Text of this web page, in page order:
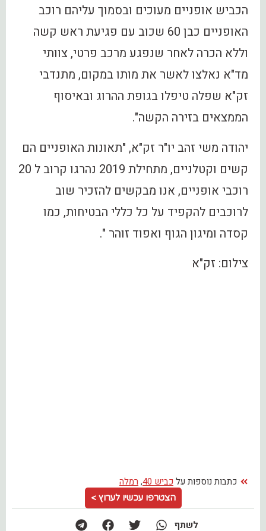
הכביש אופניים מעוכים ובסמוך עליהם רוכב
האופניים כבן 60 שכוב עם פגיעת ראש קשה
וללא הכרה לאחר שנפגע מרכב פרטי, צוותי
מד"א נאלצו לאשר את מותו במקום, מתנדבי
זק"א שפלה טיפלו בגופת ההרוג ובאיסוף
הממצאים בזירה הקשה".
יהודה משי זהב יו"ר זק"א, "תאונות האופניים הם
קשים וקטלניים, מתחילת 2019 נהרגו קרוב ל 20
רוכבי אופניים, אנו מבקשים להזכיר שוב
לרוכבים להקפיד על כל כללי הבטיחות, כמו
קסדה ומיגון הגוף ואפוד זוהר ".
צילום: זק"א
כתבות נוספות על כביש 40 , רמלה
הצטרפו עכשיו לערוץ >
לשתף